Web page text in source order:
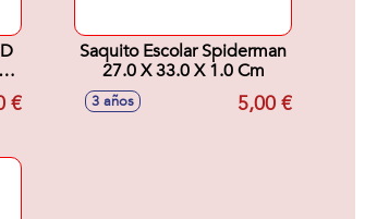
€
Saquito Escolar Spiderman
27.0 X 33.0 X 1.0 Cm
3 años 5,00 €